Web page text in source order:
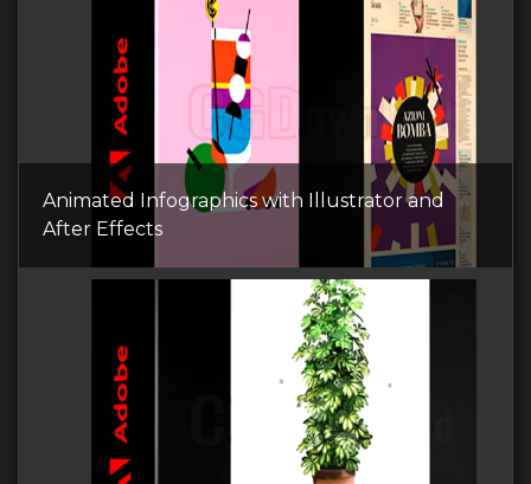
Animated Infographics with Illustrator and
After Effects